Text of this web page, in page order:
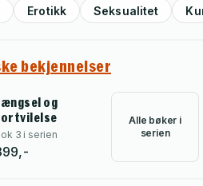
Erotikk Seksualitet
bekjennelser
og
3 i serien
Alle bøker i
serien